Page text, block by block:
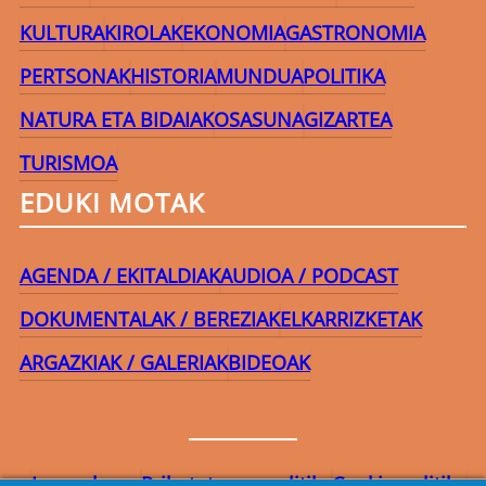
KULTURAKIROLAKEKONOMIAGASTRONOMIA
PERTSONAKHISTORIAMUNDUAPOLITIKA
NATURA ETA BIDAIAKOSASUNAGIZARTEA
TURISMOA
EDUKI MOTAK
AGENDA / EKITALDIAKAUDIOA / PODCAST
DOKUMENTALAK / BEREZIAKELKARRIZKETAK
ARGAZKIAK / GALERIAKBIDEOAK